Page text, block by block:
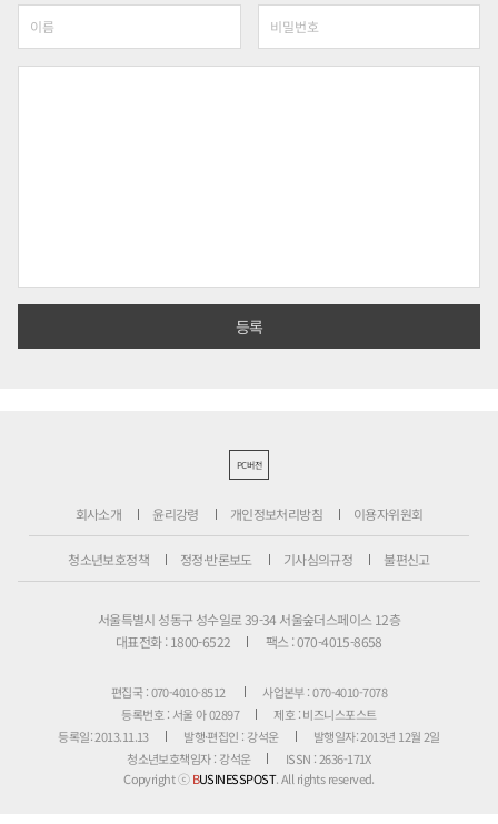
PC버전
회사소개 윤리강령 개인정보처리방침 이용자위원회
청소년보호정책 정정·반론보도 기사심의규정 불편신고
서울특별시 성동구 성수일로 39-34 서울숲더스페이스 12층
대표전화 : 1800-6522
팩스 : 070-4015-8658
편집국 : 070-4010-8512
사업본부 : 070-4010-7078
등록번호 : 서울 아 02897
제호 : 비즈니스포스트
등록일: 2013.11.13
발행·편집인 : 강석운
발행일자: 2013년 12월 2일
청소년보호책임자 : 강석운
ISSN : 2636-171X
Copyright ⓒBUSINESSPOST. All rights reserved.